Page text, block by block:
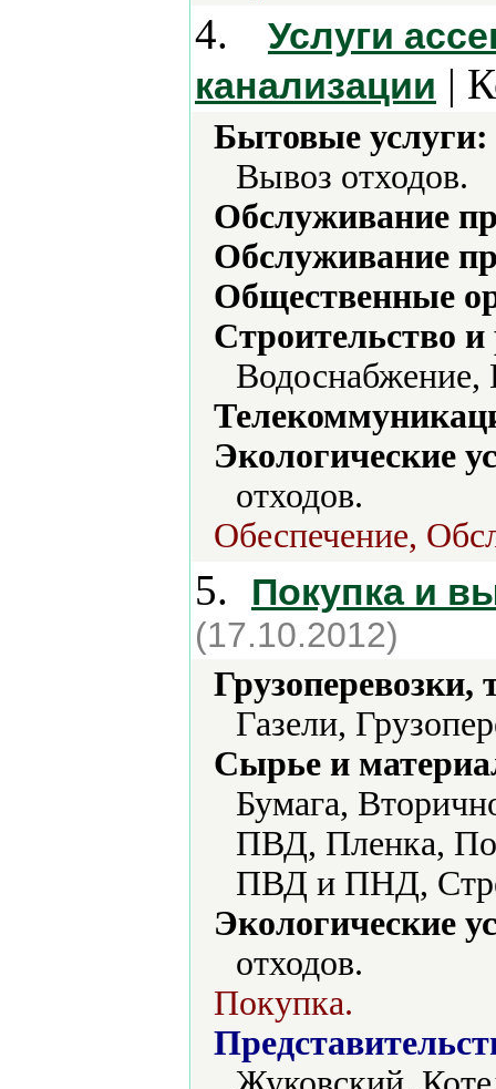
4.
Услуги
канализации |
Бытовые услуги:
Вывоз отходов.
Обслуживание
Обслуживание
Общественные
Строительство
Водоснабжение,
Экологические
отходов.
Обеспечение,
5. Покупка и
(17.10.2012)
Газели,
Сырье и
Бумага,
ПВД, Пленка,
ПВД и ПНД,
Экологические
отходов.
Покупка.